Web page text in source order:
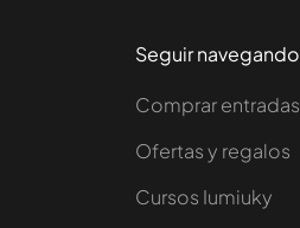
Seguir navegando
Comprar entradas
Ofertas y regalos
Cursos Iumiuky